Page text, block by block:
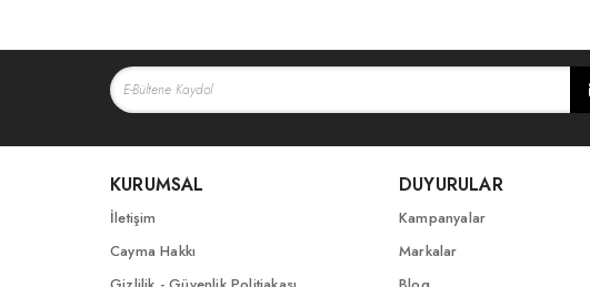
KURUMSAL
İletişim
Cayma Hakkı
DUYURULAR
Kampanyalar
Markalar